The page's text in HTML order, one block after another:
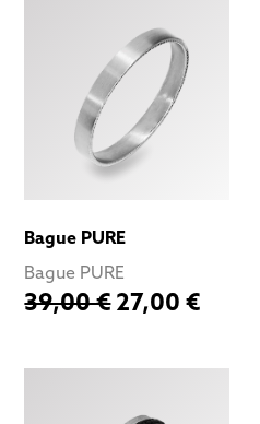
Bague PURE
Bague PURE
39,00 €27,00 €